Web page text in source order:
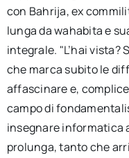
con Bahrija, ex
lunga da wahabita e
integrale. "L’hai vista?
che marca subito le
affascinare e,
campo di
insegnare informatica
prolunga, tanto che